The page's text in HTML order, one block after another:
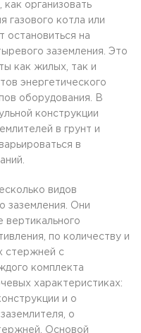
как организовать
газового котла или
на
заземления. Это
как жилых, так и
энергетического
оборудования. В
конструкции
в грунт и
в
видов
заземления. Они
вертикального
по количеству и
стержней с
комплекта
характеристиках:
и о
о
Основой